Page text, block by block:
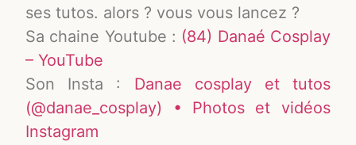
ses tutos. alors ? vous vous lancez ?
Sa chaine Youtube : (84) Danaé Cosplay
– YouTube
Son Insta : Danae cosplay et tutos
(@danae_cosplay) • Photos et vidéos
Instagram